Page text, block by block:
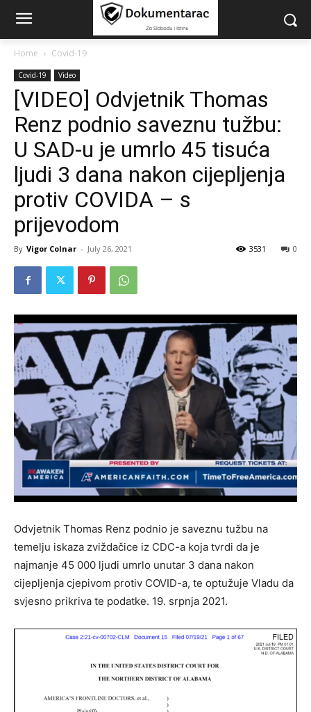
Home Covid-19
Covid-19 Video
[VIDEO] Odvjetnik Thomas
Renz podnio saveznu tužbu:
U SAD-u je umrlo 45 tisuća
ljudi 3 dana nakon cijepljenja
protiv COVIDA – s
prijevodom
By Vigor Colnar - July 26, 2021 0
3531
Odvjetnik Thomas Renz podnio je saveznu tužbu na
temelju iskaza zviždačice iz CDC-a koja tvrdi da je
najmanje 45 000 ljudi umrlo unutar 3 dana nakon
cijepljenja cjepivom protiv COVID-a, te optužuje Vladu da
svjesno prikriva te podatke. 19. srpnja 2021.